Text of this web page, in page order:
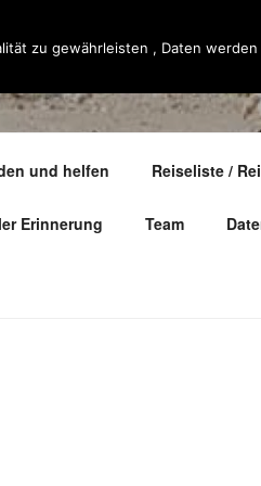
und helfen Reiseliste /
Erinnerung Team
zu gewährleisten , Daten